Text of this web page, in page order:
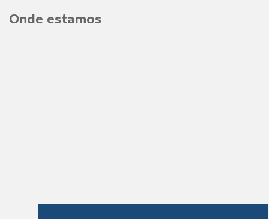
Onde estamos